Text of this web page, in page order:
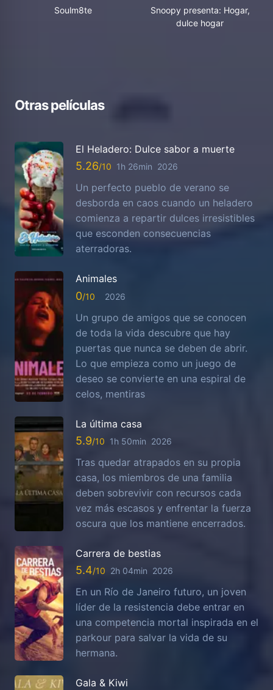
Soulm8te
Snoopy presenta: Hogar,
dulce hogar
Otras películas
El Heladero: Dulce sabor a muerte
5.26 1h 26min 2026
Un perfecto pueblo de verano se
desborda en caos cuando un heladero
comienza a repartir dulces irresistibles
que esconden consecuencias
aterradoras.
Animales
0 2026
Un grupo de amigos que se conocen
de toda la vida descubre que hay
puertas que nunca se deben de abrir.
Lo que empieza como un juego de
deseo se convierte en una espiral de
celos, mentiras
La última casa
5.9 1h 50min 2026
Tras quedar atrapados en su propia
casa, los miembros de una familia
deben sobrevivir con recursos cada
vez más escasos y enfrentar la fuerza
oscura que los mantiene encerrados.
Carrera de bestias
5.4 2h 04min 2026
En un Río de Janeiro futuro, un joven
líder de la resistencia debe entrar en
una competencia mortal inspirada en el
parkour para salvar la vida de su
hermana.
Gala & Kiwi